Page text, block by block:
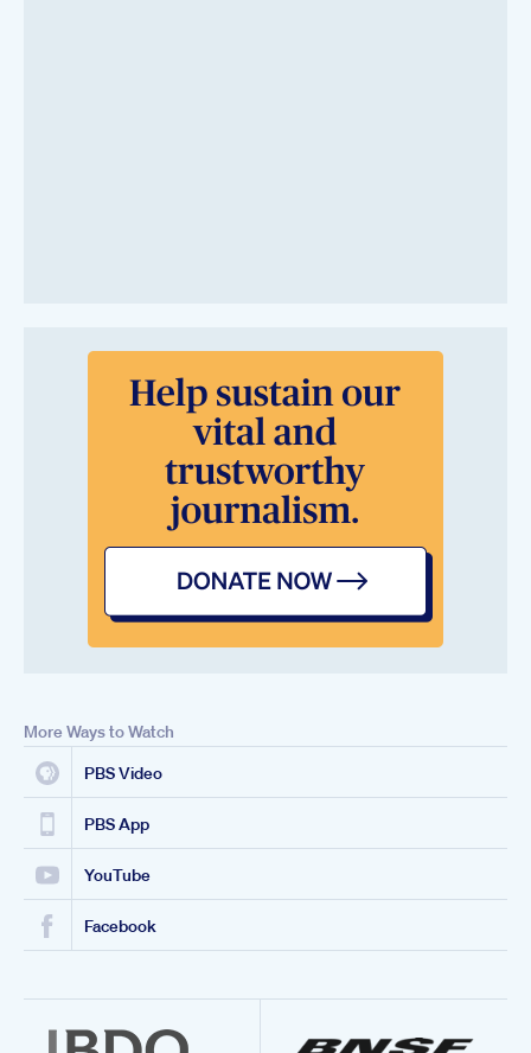
More Ways to Watch
PBS Video
PBS App
YouTube
Facebook